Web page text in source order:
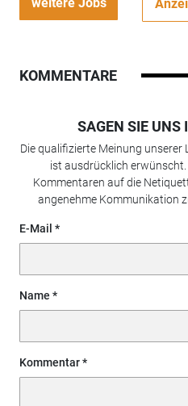
KOMMENTARE
SAGEN SIE UNS
Die qualifizierte Meinung unserer
ist ausdrücklich
Kommentaren auf die
angenehme Kommunikation
E-Mail
Name
Kommentar